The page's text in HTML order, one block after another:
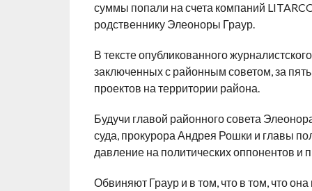
суммы попали на счета компаний
родственнику Элеоноры Граур.
В тексте опубликованного
заключенных с районным советом, за
проектов на территории района.
Будучи главой районного совета
суда, прокурора Андрея Рошки и главы
давление на политических оппонентов и
Обвиняют Граур и в том, что в том, что